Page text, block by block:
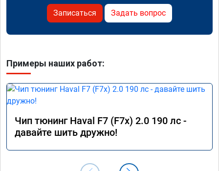
Записаться Задать вопрос
Примеры наших работ:
Чип тюнинг Haval F7 (F7x) 2.0 190 лс -
давайте шить дружно!